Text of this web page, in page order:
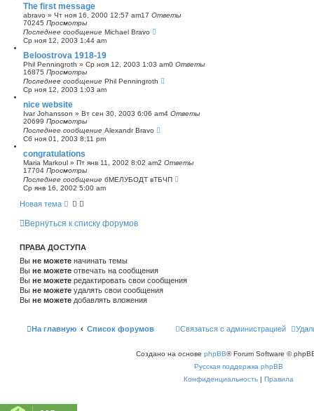
The first message
abravo » Чт ноя 16, 2000 12:57 am17 Ответы
70245 Просмотры
Последнее сообщение Michael Bravo
Ср ноя 12, 2003 1:44 am
Beloostrova 1918-19
Phil Penningroth » Ср ноя 12, 2003 1:03 am0 Ответы
16875 Просмотры
Последнее сообщение Phil Penningroth
Ср ноя 12, 2003 1:03 am
nice website
Ivar Johansson » Вт сен 30, 2003 6:06 am4 Ответы
20699 Просмотры
Последнее сообщение Alexandr Bravo
Сб ноя 01, 2003 8:11 pm
congratulations
Maria Markoul » Пт янв 11, 2002 8:02 am2 Ответы
17704 Просмотры
Последнее сообщение бМЕЛУБОДТ вТБЧП
Ср янв 16, 2002 5:00 am
Новая тема
Вернуться к списку форумов
ПРАВА ДОСТУПА
Вы не можете начинать темы
Вы не можете отвечать на сообщения
Вы не можете редактировать свои сообщения
Вы не можете удалять свои сообщения
Вы не можете добавлять вложения
На главную Список форумов Связаться с администрацией
Создано на основе phpBB® Forum Software ©
Русская поддержка phpBB
Конфиденциальность | Правила